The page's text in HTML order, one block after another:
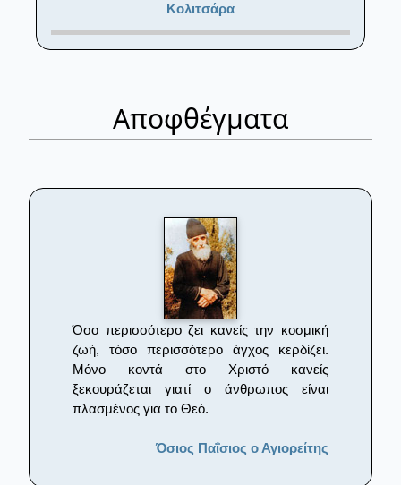
Κολιτσάρα
Αποφθέγματα
Όσο περισσότερο ζει κανείς την κοσμική
ζωή, τόσο περισσότερο άγχος κερδίζει.
Μόνο κοντά στο Χριστό κανείς
ξεκουράζεται γιατί ο άνθρωπος είναι
πλασμένος για το Θεό.
Όσιος Παΐσιος ο Αγιορείτης